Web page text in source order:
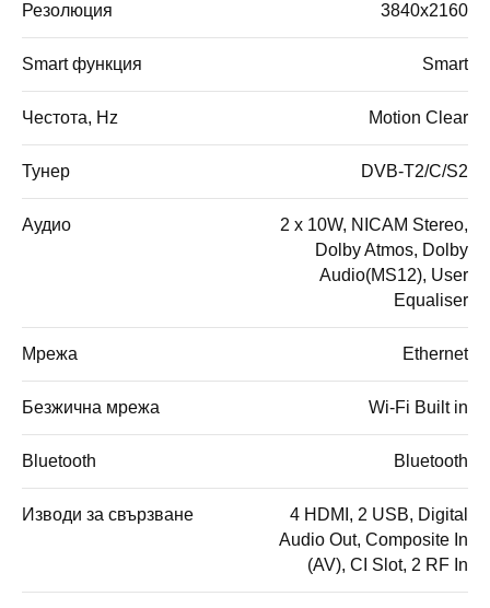
Резолюция 3840x2160
Smart функция Smart
Честота, Hz Motion Clear
Тунер DVB-T2/C/S2
Аудио
2 x 10W, NICAM Stereo,
Dolby Atmos, Dolby
Audio(MS12), User
Equaliser
Мрежа Ethernet
Безжична мрежа Wi-Fi Built in
Bluetooth Bluetooth
Изводи за свързване
4 HDMI, 2 USB, Digital
Audio Out, Composite In
(AV), CI Slot, 2 RF In